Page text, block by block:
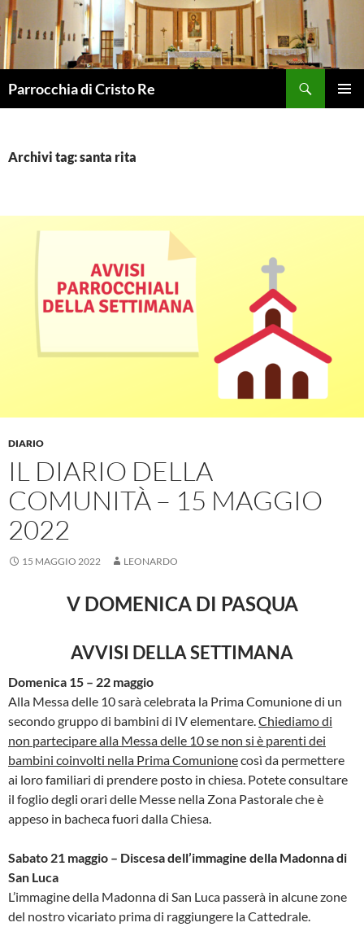
Vai
al
contenuto
Parrocchia di Cristo Re
Archivi tag: santa rita
DIARIO
IL DIARIO DELLA
COMUNITÀ – 15 MAGGIO
2022
15 MAGGIO 2022 LEONARDO
V DOMENICA DI PASQUA
AVVISI DELLA SETTIMANA
Domenica 15 – 22 maggio
Alla Messa delle 10 sarà celebrata la Prima Comunione di un
secondo gruppo di bambini di IV elementare.Chiediamo di
non partecipare alla Messa delle 10 se non si è parenti dei
bambini coinvolti nella Prima Comunionecosì da permettere
ai loro familiari di prendere posto in chiesa. Potete consultare
il foglio degli orari delle Messe nella Zona Pastorale che è
appeso in bacheca fuori dalla Chiesa.
Sabato 21 maggio – Discesa dell’immagine della Madonna di
San Luca
L’immagine della Madonna di San Luca passerà in alcune zone
del nostro vicariato prima di raggiungere la Cattedrale.